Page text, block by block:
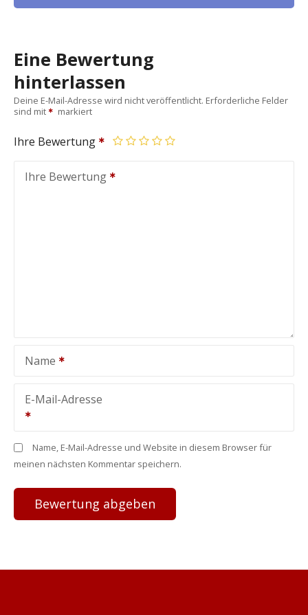
Eine Bewertung
hinterlassen
Deine E-Mail-Adresse wird nicht veröffentlicht. Erforderliche Felder
sind mit
markiert
Ihre Bewertung
Ihre Bewertung
Name
E-Mail-Adresse
Name, E-Mail-Adresse und Website in diesem Browser für
meinen nächsten Kommentar speichern.